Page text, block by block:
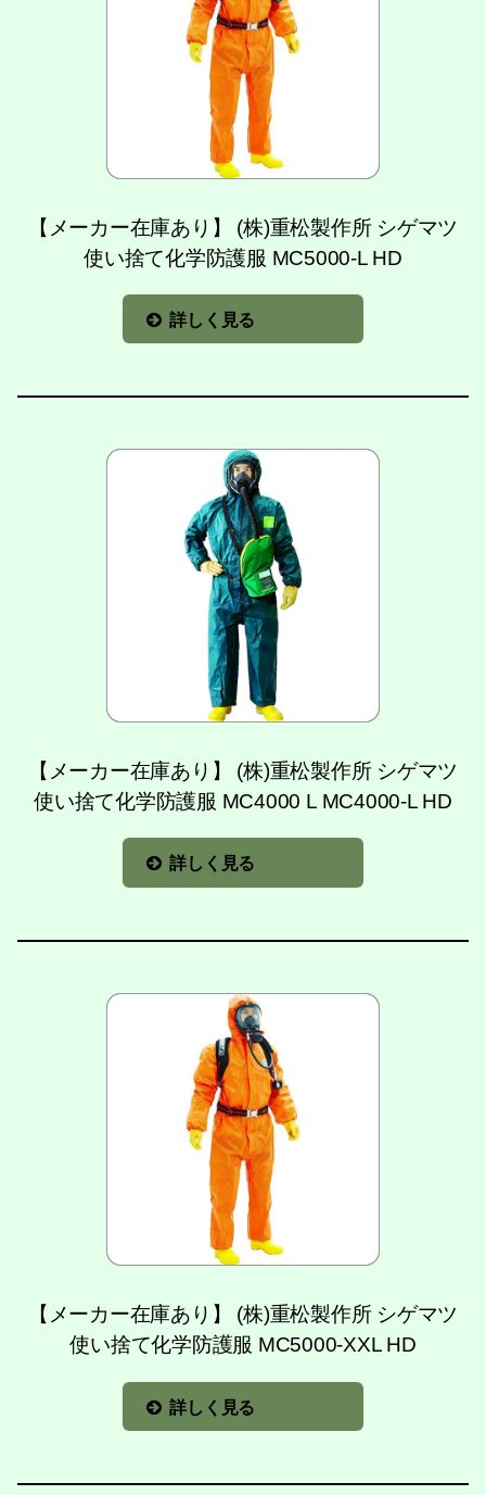
【メーカー在庫あり】 (株)重松製作所 シゲマツ
使い捨て化学防護服 MC5000-L HD
詳しく見る
【メーカー在庫あり】 (株)重松製作所 シゲマツ
使い捨て化学防護服 MC4000 L MC4000-L HD
詳しく見る
【メーカー在庫あり】 (株)重松製作所 シゲマツ
使い捨て化学防護服 MC5000-XXL HD
詳しく見る